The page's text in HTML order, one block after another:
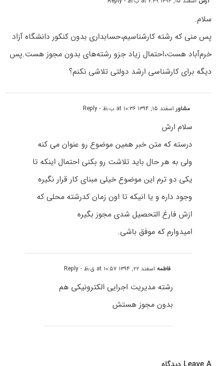
سلام.
پس منی که رشته‌ کارشناسیم،حسابداری بدون کنکور دانشگاه آزاد
خرم‌آباد هست،احتمال زیاد جزو رشته‌های بدون مجوز هست.پس
دیگه برای کارشناسی ارشد دولتی تلاشی نکنم؟
مشاوراسفند ۱۵, ۱۳۹۴ at ۱۰:۳۶ ب٫ظ - Reply
سلام ارش
درسته که متن خبر همین موضوع رو عنوان می کنه
ولی به هر حال باید تلاشت رو بکنی احتمال اینکه تا
یکی دو ترم این موضوع خیلی مبنای کار قرار نگیره
وجود داره و یا انیکه تا اون زمان کدرشته محلی که
ازش فارغ التحصیل شدی مجوز بگیره
امیدوارم که موفق باشی.
فاطمهاسفند ۲۲, ۱۳۹۴ at ۱۰:۵۷ ق٫ظ - Reply
رشته مدیریت اجرایی الکترونیکی هم
بدون مجوز هستش